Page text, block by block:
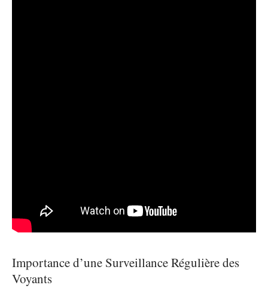
Importance d’une Surveillance Régulière des
Voyants